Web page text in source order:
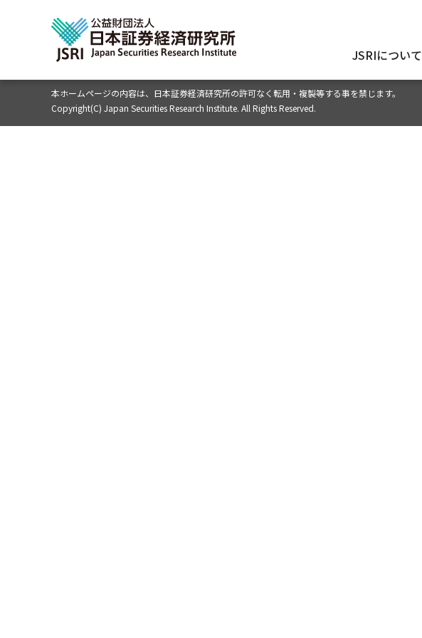
JSRIについて
本ホームページの内容は、 日本証券経済研究所の許可なく転用・複製等する事を禁じます。
Copyright(C) Japan Securities Research Institute. All Rights Reserved.